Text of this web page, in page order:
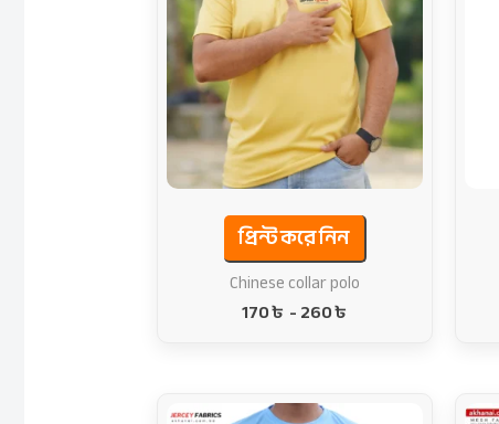
প্রিন্ট করে নিন
Chinese collar polo
170৳ -260৳